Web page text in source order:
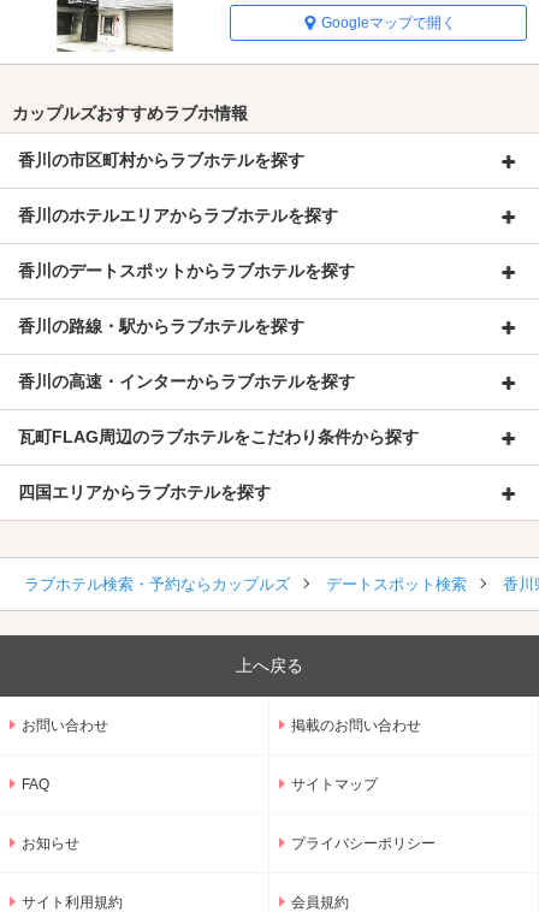
Googleマップで開く
カップルズおすすめラブホ情報
香川の市区町村からラブホテルを探す
香川のホテルエリアからラブホテルを探す
香川のデートスポットからラブホテルを探す
香川の路線・駅からラブホテルを探す
香川の高速・インターからラブホテルを探す
瓦町FLAG周辺のラブホテルをこだわり条件から探す
四国エリアからラブホテルを探す
ラブホテル検索・予約ならカップルズ デートスポット検索 香川
上へ戻る
お問い合わせ 掲載のお問い合わせ
FAQ サイトマップ
お知らせ プライバシーポリシー
サイト利用規約 会員規約